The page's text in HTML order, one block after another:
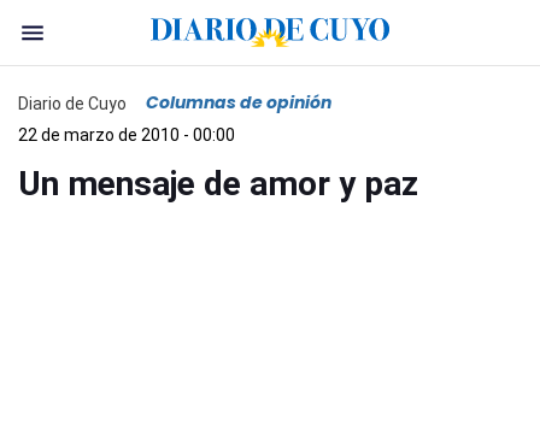
Diario de Cuyo Columnas de opinión
22 de marzo de 2010 - 00:00
Un mensaje de amor y paz